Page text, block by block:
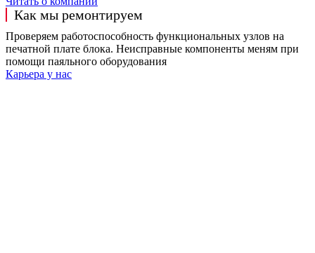
Как мы ремонтируем
Проверяем работоспособность функциональных узлов на
печатной плате блока. Неисправные компоненты меням при
помощи паяльного оборудования
Карьера у нас